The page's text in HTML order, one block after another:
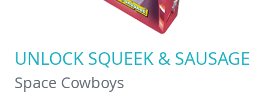
UNLOCK SQUEEK & SAUSAGE
Space Cowboys